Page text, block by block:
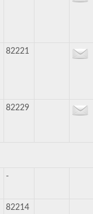
82221
82229
-
82214